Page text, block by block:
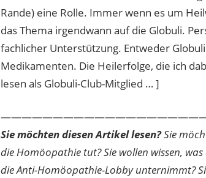
Rande) eine Rolle. Immer wenn es um
das Thema irgendwann auf die Globuli.
fachlicher Unterstützung. Entweder
Medikamenten. Die Heilerfolge, die ich
lesen als Globuli-Club-Mitglied … ]
Sie möchten diesen Artikel lesen?Sie
die Homöopathie tut? Sie wollen wissen,
die Anti-Homöopathie-Lobby unternimmt?